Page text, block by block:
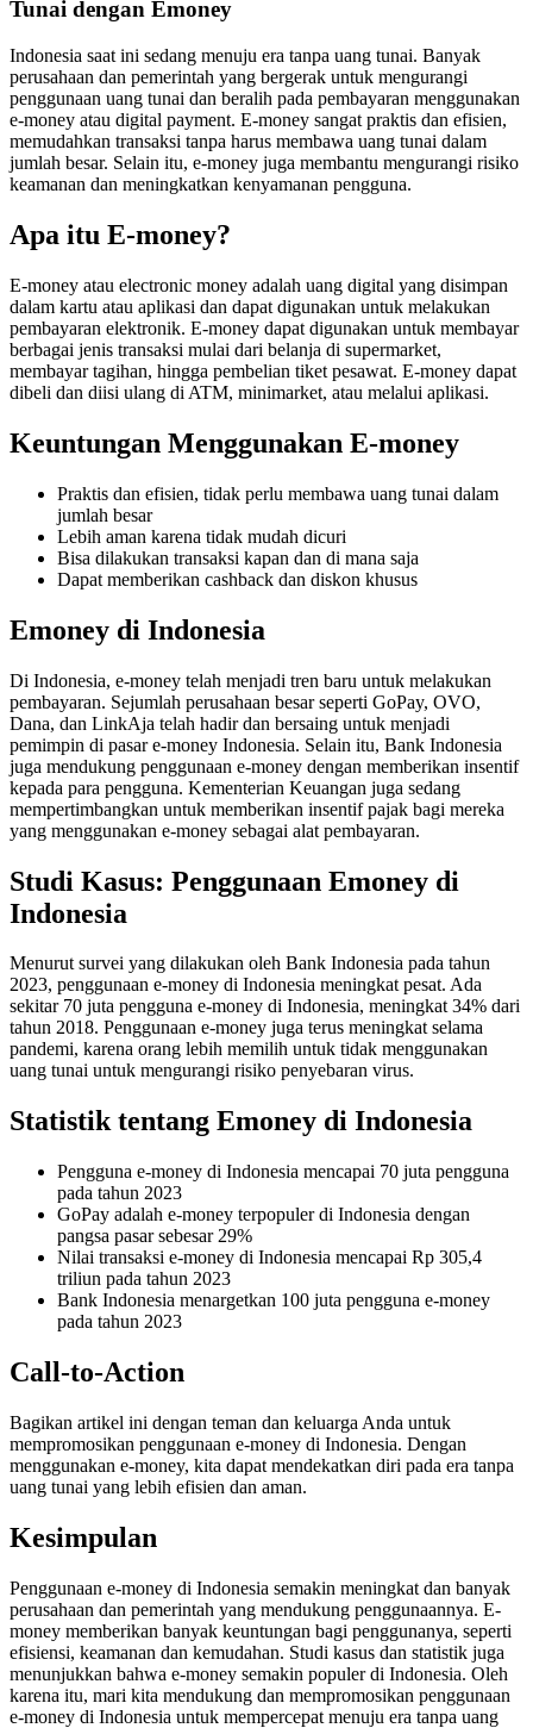
Tunai dengan Emoney
Indonesia saat ini sedang menuju era tanpa uang tunai. Banyak
perusahaan dan pemerintah yang bergerak untuk mengurangi
penggunaan uang tunai dan beralih pada pembayaran menggunakan
e-money atau digital payment. E-money sangat praktis dan efisien,
memudahkan transaksi tanpa harus membawa uang tunai dalam
jumlah besar. Selain itu, e-money juga membantu mengurangi risiko
keamanan dan meningkatkan kenyamanan pengguna.
Apa itu E-money?
E-money atau electronic money adalah uang digital yang disimpan
dalam kartu atau aplikasi dan dapat digunakan untuk melakukan
pembayaran elektronik. E-money dapat digunakan untuk membayar
berbagai jenis transaksi mulai dari belanja di supermarket,
membayar tagihan, hingga pembelian tiket pesawat. E-money dapat
dibeli dan diisi ulang di ATM, minimarket, atau melalui aplikasi.
Keuntungan Menggunakan E-money
Praktis dan efisien, tidak perlu membawa uang tunai dalam
jumlah besar
Lebih aman karena tidak mudah dicuri
Bisa dilakukan transaksi kapan dan di mana saja
Dapat memberikan cashback dan diskon khusus
Emoney di Indonesia
Di Indonesia, e-money telah menjadi tren baru untuk melakukan
pembayaran. Sejumlah perusahaan besar seperti GoPay, OVO,
Dana, dan LinkAja telah hadir dan bersaing untuk menjadi
pemimpin di pasar e-money Indonesia. Selain itu, Bank Indonesia
juga mendukung penggunaan e-money dengan memberikan insentif
kepada para pengguna. Kementerian Keuangan juga sedang
mempertimbangkan untuk memberikan insentif pajak bagi mereka
yang menggunakan e-money sebagai alat pembayaran.
Studi Kasus: Penggunaan Emoney di
Indonesia
Menurut survei yang dilakukan oleh Bank Indonesia pada tahun
2023, penggunaan e-money di Indonesia meningkat pesat. Ada
sekitar 70 juta pengguna e-money di Indonesia, meningkat 34% dari
tahun 2018. Penggunaan e-money juga terus meningkat selama
pandemi, karena orang lebih memilih untuk tidak menggunakan
uang tunai untuk mengurangi risiko penyebaran virus.
Statistik tentang Emoney di Indonesia
Pengguna e-money di Indonesia mencapai 70 juta pengguna
pada tahun 2023
GoPay adalah e-money terpopuler di Indonesia dengan
pangsa pasar sebesar 29%
Nilai transaksi e-money di Indonesia mencapai Rp 305,4
triliun pada tahun 2023
Bank Indonesia menargetkan 100 juta pengguna e-money
pada tahun 2023
Call-to-Action
Bagikan artikel ini dengan teman dan keluarga Anda untuk
mempromosikan penggunaan e-money di Indonesia. Dengan
menggunakan e-money, kita dapat mendekatkan diri pada era tanpa
uang tunai yang lebih efisien dan aman.
Kesimpulan
Penggunaan e-money di Indonesia semakin meningkat dan banyak
perusahaan dan pemerintah yang mendukung penggunaannya. E-
money memberikan banyak keuntungan bagi penggunanya, seperti
efisiensi, keamanan dan kemudahan. Studi kasus dan statistik juga
menunjukkan bahwa e-money semakin populer di Indonesia. Oleh
karena itu, mari kita mendukung dan mempromosikan penggunaan
e-money di Indonesia untuk mempercepat menuju era tanpa uang